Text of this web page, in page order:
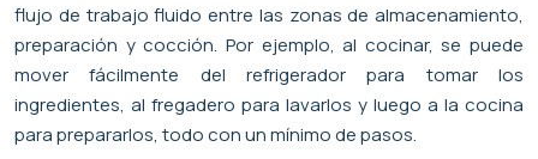
flujo de trabajo fluido entre las zonas de almacenamiento,
preparación y cocción. Por ejemplo, al cocinar, se puede
mover fácilmente del refrigerador para tomar los
ingredientes, al fregadero para lavarlos y luego a la cocina
para prepararlos, todo con un mínimo de pasos.